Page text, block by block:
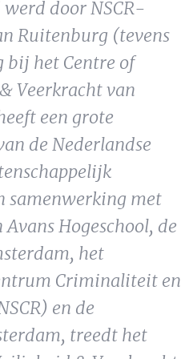
door NSCR-
Ruitenburg (tevens
het Centre of
Veerkracht van
een grote
de Nederlandse
samenwerking met
Hogeschool, de
het
Criminaliteit en
en de
treedt het